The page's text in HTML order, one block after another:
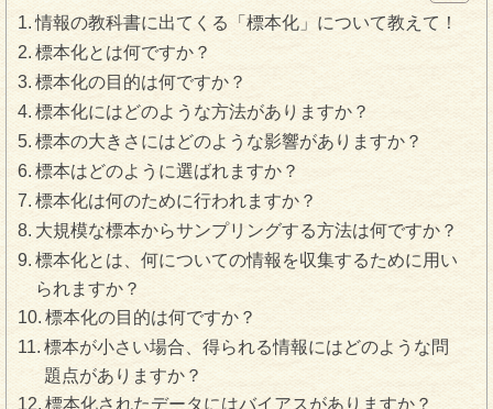
情報の教科書に出てくる「標本化」について教えて！
標本化とは何ですか？
標本化の目的は何ですか？
標本化にはどのような方法がありますか？
標本の大きさにはどのような影響がありますか？
標本はどのように選ばれますか？
標本化は何のために行われますか？
大規模な標本からサンプリングする方法は何ですか？
標本化とは、何についての情報を収集するために用い
られますか？
標本化の目的は何ですか？
標本が小さい場合、得られる情報にはどのような問
題点がありますか？
標本化されたデータにはバイアスがありますか？